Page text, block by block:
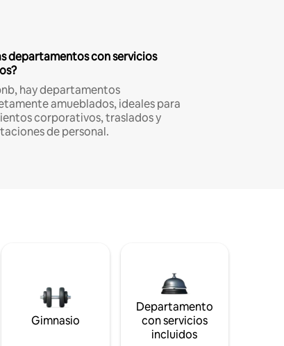
departamentos con servicios
hay departamentos
amueblados, ideales para
corporativos, traslados y
de personal.
Gimnasio
Departamento
con servicios
incluidos